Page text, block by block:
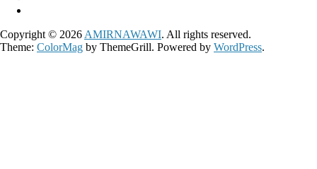
Copyright © 2026 AMIRNAWAWI. All rights reserved.
Theme: ColorMag by ThemeGrill. Powered by WordPress.